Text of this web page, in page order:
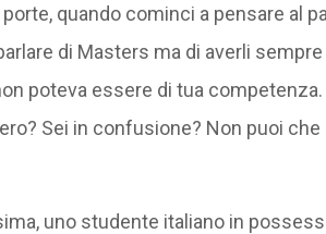
quando cominci a pensare al
di Masters ma di averli
poteva essere di tua
Sei in confusione? Non puoi
uno studente italiano in